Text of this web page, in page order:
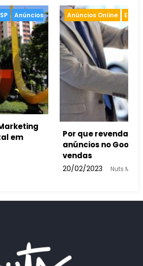
Anúncios Online Inteligência